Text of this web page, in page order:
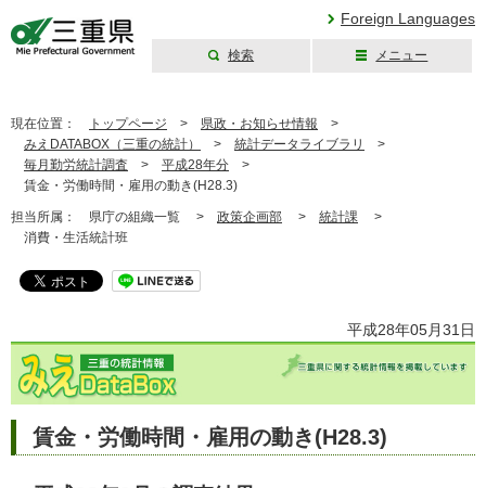
Foreign Languages
検索 メニュー
現在位置： トップページ > 県政・お知らせ情報 >
みえDATABOX（三重の統計）
> 統計データライブラリ
>
毎月勤労統計調査 > 平成28年分 >
賃金・労働時間・雇用の動き(H28.3)
担当所属： 県庁の組織一覧 > 政策企画部 > 統計課 >
消費・生活統計班
平成28年05月31日
賃金・労働時間・雇用の動き(H28.3)